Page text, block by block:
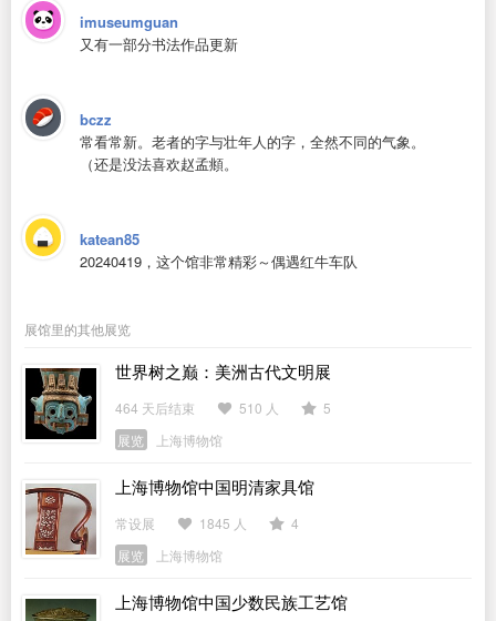
imuseumguan
又有一部分书法作品更新
bczz
常看常新。老者的字与壮年人的字，全然不同的气象。
（还是没法喜欢赵孟頫。
katean85
20240419，这个馆非常精彩～偶遇红牛车队
展馆里的其他展览
世界树之巅：美洲古代文明展
464 天后结束 510 人
5
展览
上海博物馆
上海博物馆中国明清家具馆
常设展 1845 人
4
展览
上海博物馆
上海博物馆中国少数民族工艺馆